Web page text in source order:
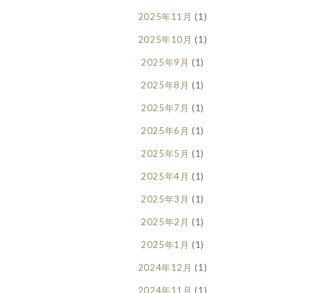
2025年11月 (1)
2025年10月 (1)
2025年9月 (1)
2025年8月 (1)
2025年7月 (1)
2025年6月 (1)
2025年5月 (1)
2025年4月 (1)
2025年3月 (1)
2025年2月 (1)
2025年1月 (1)
2024年12月 (1)
2024年11月 (1)